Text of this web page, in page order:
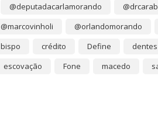
@deputadacarlamorando
@marcovinholi
@orlandomorando
bispo crédito Define
dentes
escovação Fone macedo